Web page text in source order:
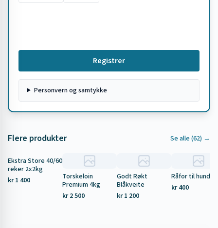
Registrer
Personvern og samtykke
Flere produkter Se alle (62) →
Tilbud
Ekstra Store 40/60
reker 2x2kg
kr 1 400
Torskeloin
Premium 4kg
kr 2 500
Godt Røkt
Blåkveite
kr 1 200
Råfor til hund
kr 400